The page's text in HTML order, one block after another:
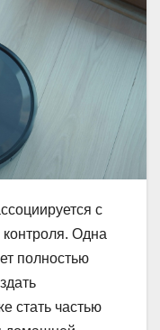
с
Одна
полностью
стать частью